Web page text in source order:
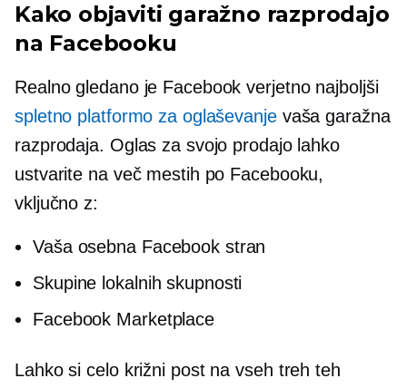
Kako objaviti garažno razprodajo
na Facebooku
Realno gledano je Facebook verjetno najboljši
spletno platformo za oglaševanjevaša garažna
razprodaja. Oglas za svojo prodajo lahko
ustvarite na več mestih po Facebooku,
vključno z:
Vaša osebna Facebook stran
Skupine lokalnih skupnosti
Facebook Marketplace
Lahko si celo križni postna vseh treh teh